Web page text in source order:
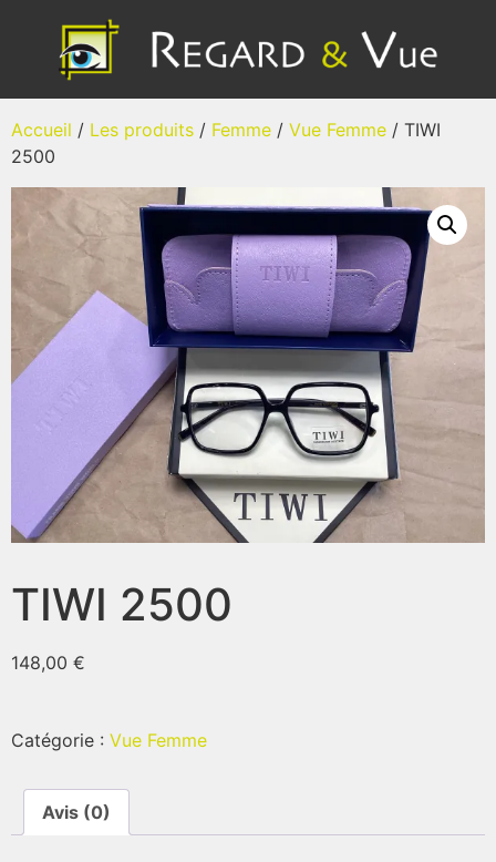
Accueil / Les produits / Femme / Vue Femme / TIWI
2500
TIWI 2500
148,00 €
Catégorie : Vue Femme
Avis (0)